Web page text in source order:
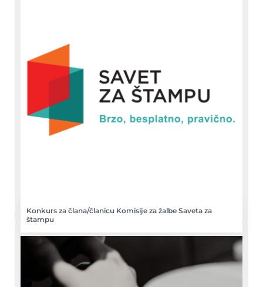
Konkurs za člana/članicu Komisije za žalbe Saveta za
štampu